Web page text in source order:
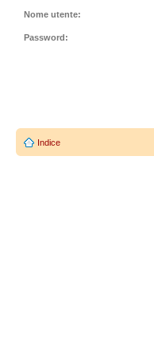
Nome utente:
Password:
Indice